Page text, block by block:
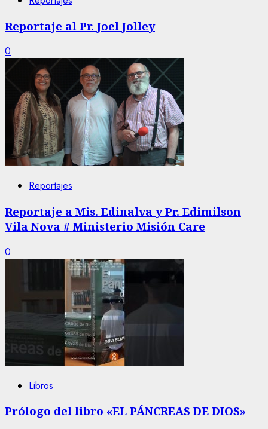
Reportaje al Pr. Joel Jolley
0
Reportajes
Reportaje a Mis. Edinalva y Pr. Edimilson
Vila Nova # Ministerio Misión Care
0
Libros
Prólogo del libro «EL PÁNCREAS DE DIOS»